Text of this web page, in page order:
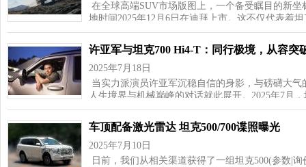
在全球高端SUV市场版图上，一个备受瞩目的新
地时间2025年12月6日在迪拜上市。这不仅代表着
许亚军与坦克700 Hi4-T：同行极境，从容突
2025年7月18日
当实力派演员许亚军沉稳自信的身影，与磅礴大
人生境界与机械巅峰的对话就此展开。2025年7月
车顶配备激光雷达 坦克500/700谍照曝光
2025年7月10日
日前，我们从相关渠道获得了一组坦克500(参数|